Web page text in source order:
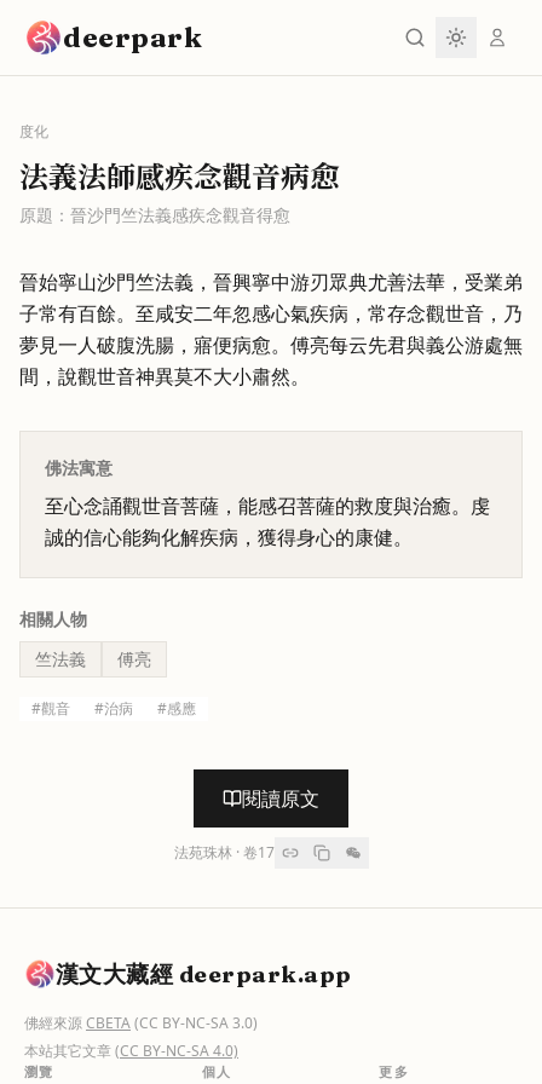
deerpark
度化
法義法師感疾念觀音病愈
原題： 晉沙門竺法義感疾念觀音得愈
晉始寧山沙門竺法義，晉興寧中游刃眾典尤善法華，受業弟
子常有百餘。至咸安二年忽感心氣疾病，常存念觀世音，乃
夢見一人破腹洗腸，寤便病愈。傅亮每云先君與義公游處無
間，說觀世音神異莫不大小肅然。
佛法寓意
至心念誦觀世音菩薩，能感召菩薩的救度與治癒。虔
誠的信心能夠化解疾病，獲得身心的康健。
相關人物
竺法義
傅亮
#觀音 #治病 #感應
閱讀原文
法苑珠林· 卷17
漢文大藏經 deerpark.app
佛經來源CBETA(CC BY-NC-SA 3.0)
本站其它文章(CC BY-NC-SA 4.0)
瀏覽 個人 更多